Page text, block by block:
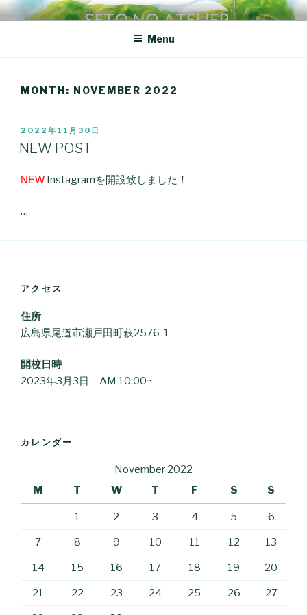
Skip
to
SETONOATELIER
創造力は「落ち着き」からだ。
Menu
MONTH: NOVEMBER 2022
POSTED
ON
2022年11月30日
NEW POST
NEW Instagramを開設致しました！
…
アクセス
住所
広島県尾道市瀬戸田町萩2576-1
開校日時
2023年3月3日 AM 10:00~
カレンダー
November 2022
M
T W T F S S
1 2 3 4 5 6
7 8 9 10 11 12 13
14 15 16 17 18 19 20
21 22 23 24 25 26 27